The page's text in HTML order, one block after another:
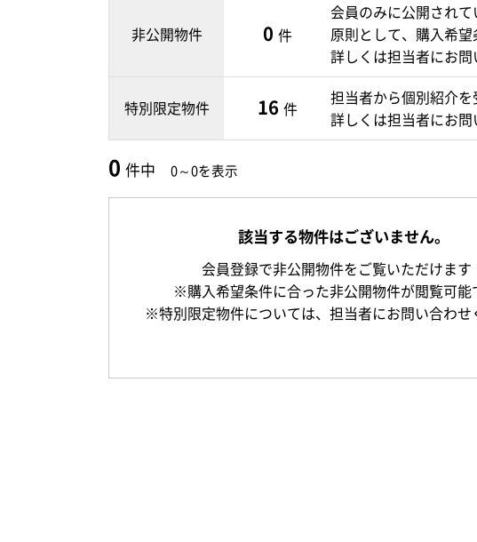
非公開物件 0 件
会員のみに公開されて
原則として、購入希
詳しくは担当者にお問
特別限定物件 16 件
担当者から個別紹介を
詳しくは担当者にお問
0 件中 0～0を表示
該当する物件はございません。
会員登録で非公開物件をご覧いただけます
※購入希望条件に合った非公開物件が閲覧可能
※特別限定物件については、担当者にお問い合わせ